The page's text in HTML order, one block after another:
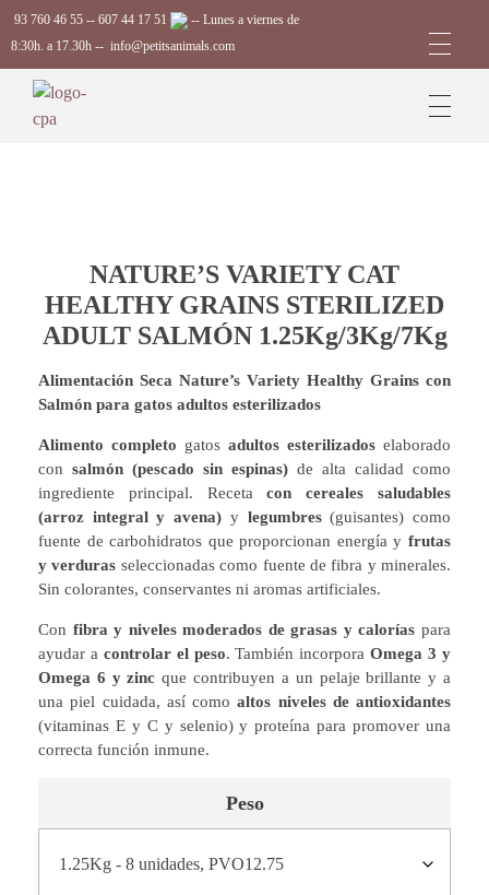
93 760 46 55 -- 607 44 17 51
-- Lunes a viernes de
8:30h. a 17.30h -- info@petitsanimals.com
NATURE’S VARIETY CAT
HEALTHY GRAINS STERILIZED
ADULT SALMÓN 1.25Kg/3Kg/7Kg
Alimentación Seca Nature’s Variety Healthy Grains con
Salmón para gatos adultos esterilizados
Alimento completo gatos adultos esterilizados elaborado
con salmón (pescado sin espinas) de alta calidad como
ingrediente principal. Recetacon cereales saludables
(arroz integral y avena) y legumbres(guisantes) como
fuente de carbohidratos que proporcionan energía y frutas
y verduras seleccionadas como fuente de fibra y minerales.
Sin colorantes, conservantes ni aromas artificiales.
Con fibra y niveles moderados de grasas y calorías para
ayudar a controlar el peso. También incorporaOmega 3 y
Omega 6 y zinc que contribuyen a un pelaje brillante y a
una piel cuidada, así comoaltos niveles de antioxidantes
(vitaminas E y C y selenio) y proteína para promover una
correcta función inmune.
Peso